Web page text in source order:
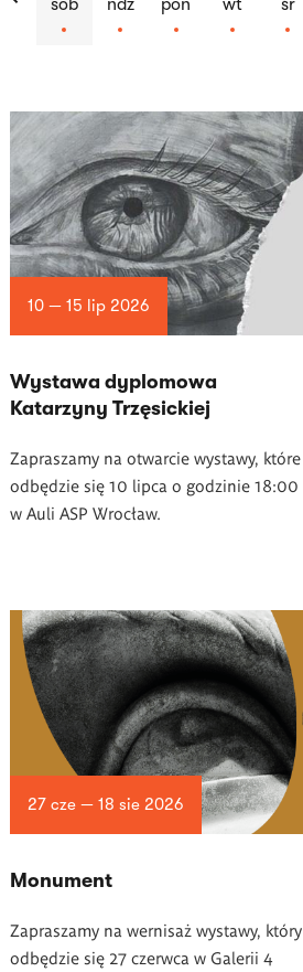
sob
ndz
pon
wt
śr
Lista
artykułów
10 — 15 lip 2026
Wystawa dyplomowa
Katarzyny Trzęsickiej
Zapraszamy na otwarcie wystawy, które
odbędzie się 10 lipca o godzinie 18:00
w Auli ASP Wrocław.
27 cze — 18 sie 2026
Monument
Zapraszamy na wernisaż wystawy, który
odbędzie się 27 czerwca w Galerii 4